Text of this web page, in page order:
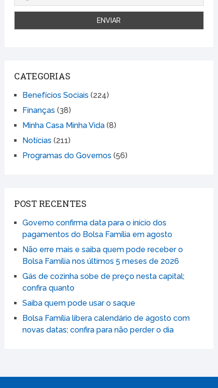
CATEGORIAS
Benefícios Sociais (224)
Finanças (38)
Minha Casa Minha Vida(8)
Notícias (211)
Programas do Governos (56)
POST RECENTES
Governo confirma data para o início dos
pagamentos do Bolsa Família em agosto
Não erre mais e saiba quem pode receber o
Bolsa Família nos últimos 5 meses de 2026
Gás de cozinha sobe de preço nesta capital;
confira quanto
Saiba quem pode usar o saque
Bolsa Família libera calendário de agosto com
novas datas; confira para não perder o dia